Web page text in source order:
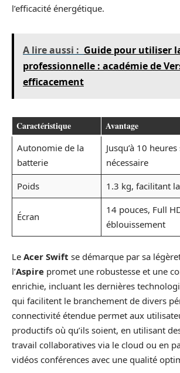
l’efficacité énergétique.
A lire aussi : Guide pour utiliser
professionnelle : académie de
efficacement
Caractéristique Avantage
Autonomie de la
batterie
Jusqu’à 10
nécessaire
Poids
1.3 kg, facilitant
Écran
14 pouces, Full
éblouissement
Le Acer Swift se démarque par sa
l’Aspire promet une robustesse et une
enrichie, incluant les dernières
qui facilitent le branchement de divers
connectivité étendue permet aux
productifs où qu’ils soient, en utilisant
travail collaboratives via le cloud ou en
vidéos conférences avec une qualité